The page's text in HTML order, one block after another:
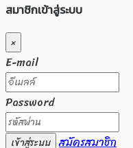
สมาชิกเข้าสู่ระบบ
×
E-mail
Password
เข้าสู่ระบบ สมัครสมาชิก